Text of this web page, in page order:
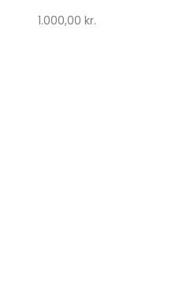
Lykke
1.000,00 kr.